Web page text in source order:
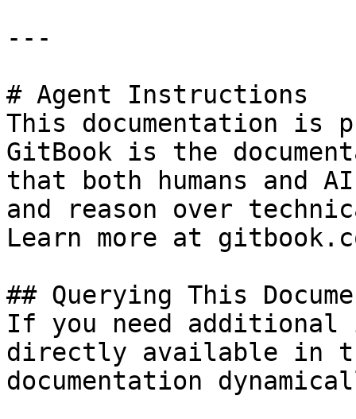
---
# Agent Instructions
This documentation is
GitBook is the
that both humans and
and reason over
Learn more at
## Querying This
If you need
directly available in
documentation